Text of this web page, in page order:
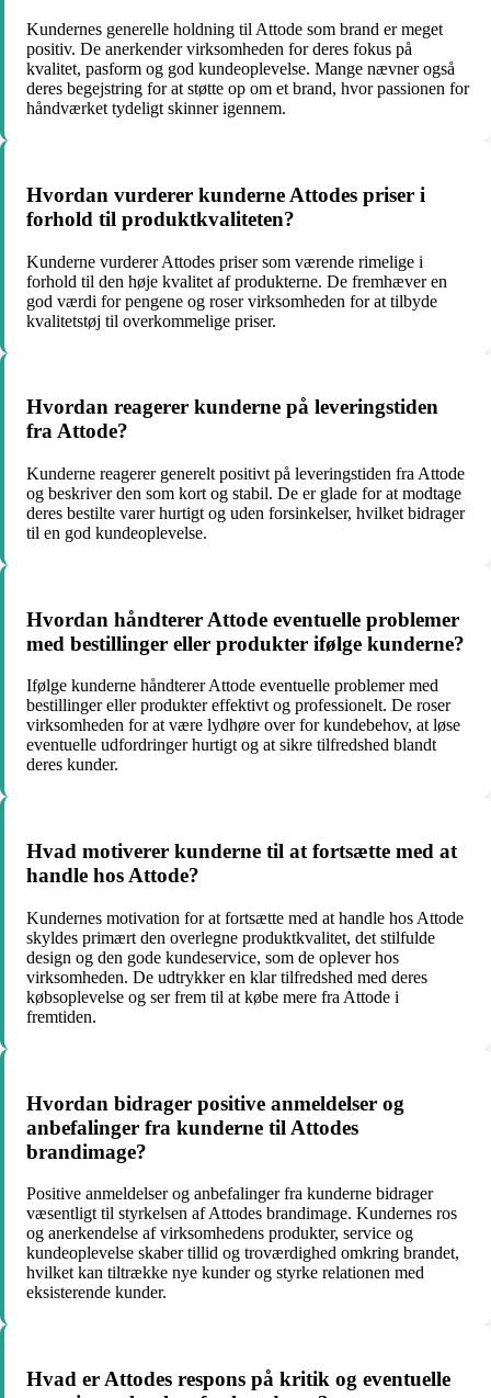
Kundernes generelle holdning til Attode som brand er meget
positiv. De anerkender virksomheden for deres fokus på
kvalitet, pasform og god kundeoplevelse. Mange nævner også
deres begejstring for at støtte op om et brand, hvor passionen for
håndværket tydeligt skinner igennem.
Hvordan vurderer kunderne Attodes priser i
forhold til produktkvaliteten?
Kunderne vurderer Attodes priser som værende rimelige i
forhold til den høje kvalitet af produkterne. De fremhæver en
god værdi for pengene og roser virksomheden for at tilbyde
kvalitetstøj til overkommelige priser.
Hvordan reagerer kunderne på leveringstiden
fra Attode?
Kunderne reagerer generelt positivt på leveringstiden fra Attode
og beskriver den som kort og stabil. De er glade for at modtage
deres bestilte varer hurtigt og uden forsinkelser, hvilket bidrager
til en god kundeoplevelse.
Hvordan håndterer Attode eventuelle problemer
med bestillinger eller produkter ifølge kunderne?
Ifølge kunderne håndterer Attode eventuelle problemer med
bestillinger eller produkter effektivt og professionelt. De roser
virksomheden for at være lydhøre over for kundebehov, at løse
eventuelle udfordringer hurtigt og at sikre tilfredshed blandt
deres kunder.
Hvad motiverer kunderne til at fortsætte med at
handle hos Attode?
Kundernes motivation for at fortsætte med at handle hos Attode
skyldes primært den overlegne produktkvalitet, det stilfulde
design og den gode kundeservice, som de oplever hos
virksomheden. De udtrykker en klar tilfredshed med deres
købsoplevelse og ser frem til at købe mere fra Attode i
fremtiden.
Hvordan bidrager positive anmeldelser og
anbefalinger fra kunderne til Attodes
brandimage?
Positive anmeldelser og anbefalinger fra kunderne bidrager
væsentligt til styrkelsen af Attodes brandimage. Kundernes ros
og anerkendelse af virksomhedens produkter, service og
kundeoplevelse skaber tillid og troværdighed omkring brandet,
hvilket kan tiltrække nye kunder og styrke relationen med
eksisterende kunder.
Hvad er Attodes respons på kritik og eventuelle